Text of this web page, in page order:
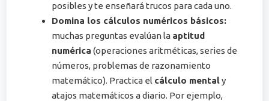
posibles y te enseñará trucos para cada uno.
Domina los cálculos numéricos básicos:
muchas preguntas evalúan la aptitud
numérica (operaciones aritméticas, series de
números, problemas de razonamiento
matemático). Practica el cálculo mentaly
atajos matemáticos a diario​. Por ejemplo,